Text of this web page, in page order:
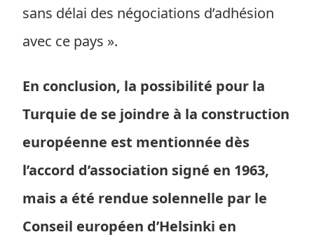
sans délai des négociations d’adhésion
avec ce pays ».
En conclusion, la possibilité pour la
Turquie de se joindre à la construction
européenne est mentionnée dès
l’accord d’association signé en 1963,
mais a été rendue solennelle par le
Conseil européen d’Helsinki en